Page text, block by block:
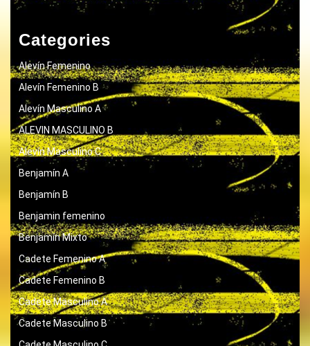
Categories
Alevín Femenino
Alevín Femenino B
Alevín Masculino A
ALEVIN MASCULINO B
Alevín Masculino C
Benjamín A
Benjamín B
Benjamin femenino
Benjamín Mixto
Cadete Femenino A
Cadete Femenino B
Cadete Masculino A
Cadete Masculino B